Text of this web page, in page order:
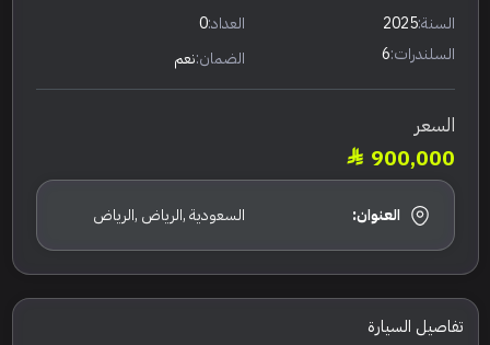
السنة:2025 العداد:0
السلندرات:6 الضمان:نعم
السعر
900,000
العنوان: السعودية ,الرياض ,الرياض
تفاصيل السيارة